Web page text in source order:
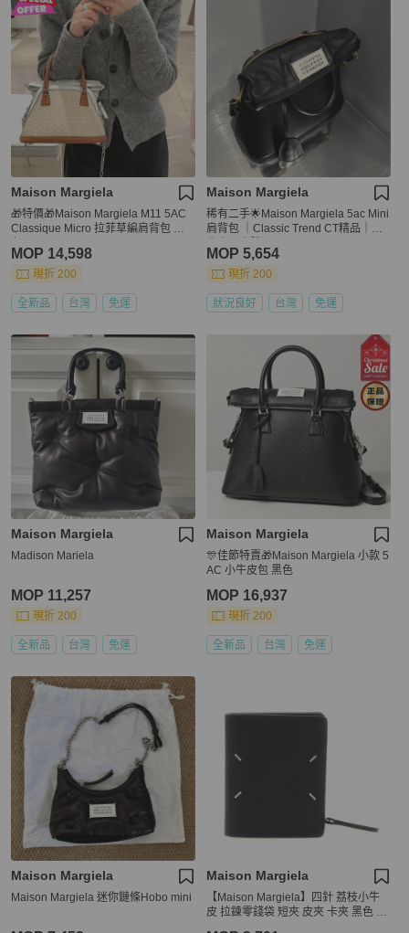
Maison Margiela
🎁特價🎁Maison Margiela M11 5AC
Classique Micro 拉菲草編肩背包 白
MOP 14,598
現折 200
全新品 台灣 免運
Maison Margiela
稀有二手🌟Maison Margiela 5ac Mini
肩背包 ｜Classic Trend CT精品｜台
MOP 5,654
現折 200
狀況良好 台灣 免運
Maison Margiela
Madison Mariela
MOP 11,257
現折 200
全新品 台灣 免運
Maison Margiela
🎊佳節特賣🎁Maison Margiela 小款 5
AC 小牛皮包 黑色
MOP 16,937
現折 200
全新品 台灣 免運
Maison Margiela
Maison Margiela 迷你鏈條Hobo mini
Maison Margiela
【Maison Margiela】四針 荔枝小牛
皮 拉鍊零錢袋 短夾 皮夾 卡夾 黑色 S